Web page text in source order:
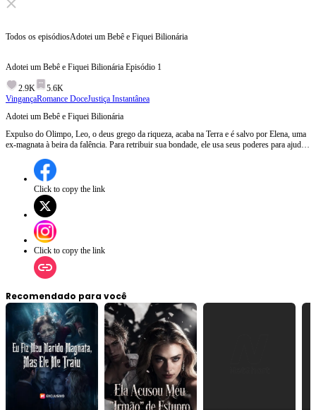
Todos os episódiosAdotei um Bebê e Fiquei Bilionária
Adotei um Bebê e Fiquei Bilionária Episódio 1
2.9K
5.6K
VingançaRomance DoceJustiça Instantânea
Adotei um Bebê e Fiquei Bilionária
Expulso do Olimpo, Leo, o deus grego da riqueza, acaba na Terra e é salvo por Elena, uma
ex-magnata à beira da falência. Para retribuir sua bondade, ele usa seus poderes para ajudá-
Mas tudo muda quando o poderoso magnata Alexander Thorne entra em suas vidas e se
apaixona por Elena. Afinal, humanos nunca conseguem manter a vida simples quando há
bilhões envolvidos.
Click to copy the link
Click to copy the link
Recomendado para você